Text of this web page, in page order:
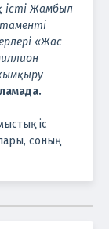
Жамбыл
«Жас
іс
соның